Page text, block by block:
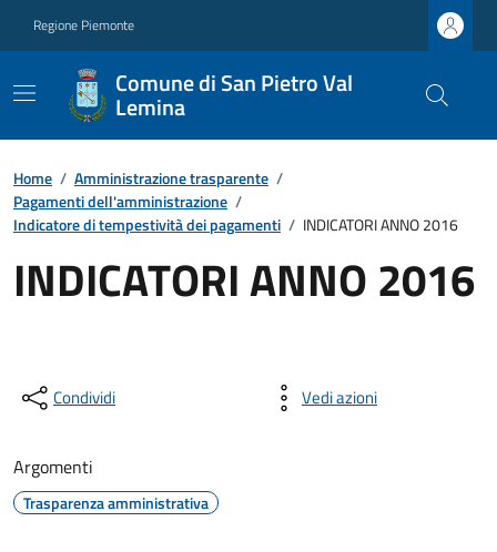
Regione Piemonte
Comune di San Pietro Val
Lemina
Home / Amministrazione trasparente /
Pagamenti dell'amministrazione /
Indicatore di tempestività dei pagamenti / INDICATORI ANNO 2016
INDICATORI ANNO 2016
Condividi Vedi azioni
Argomenti
Trasparenza amministrativa